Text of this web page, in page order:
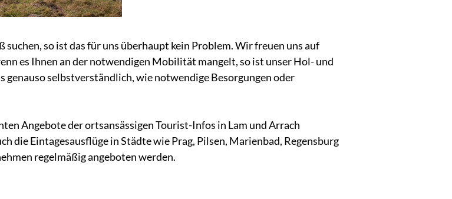
so ist das für uns überhaupt kein Problem. Wir freuen uns auf
es Ihnen an der notwendigen Mobilität mangelt, so ist unser Hol- und
selbstverständlich, wie notwendige Besorgungen oder
Angebote der ortsansässigen Tourist-Infos in Lam und Arrach
die Eintagesausflüge in Städte wie Prag, Pilsen, Marienbad, Regensburg
regelmäßig angeboten werden.